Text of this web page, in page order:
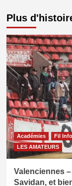
Plus
Académies Fil Info
LES AMATEURS
Valenciennes
Savidan, et